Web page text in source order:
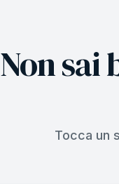
Non sai
Tocca un